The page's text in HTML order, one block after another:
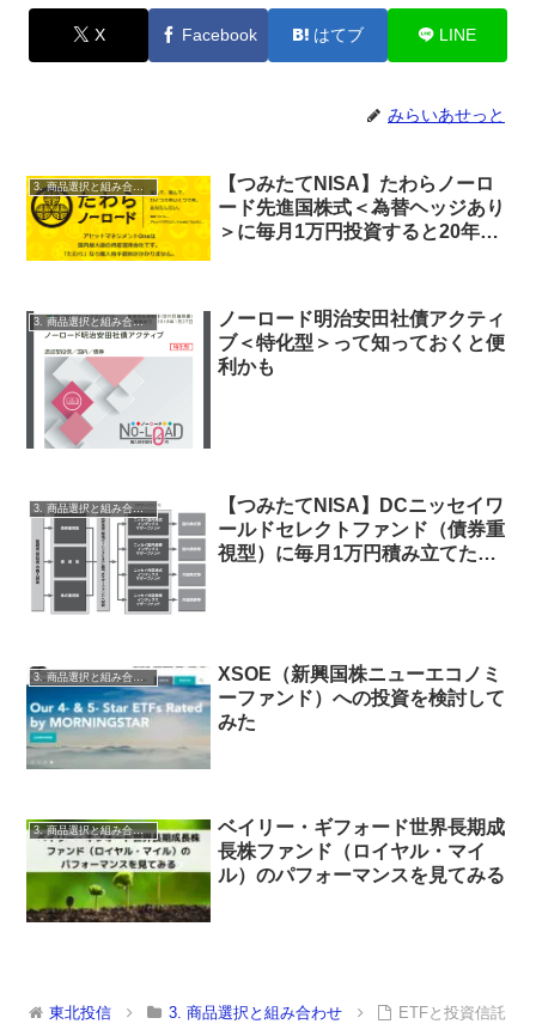
X Facebook はてブ LINE
みらいあせっと
【つみたてNISA】たわらノーロ
ード先進国株式＜為替ヘッジあり
＞に毎月1万円投資すると20年後
3. 商品選択と組み合わせ
ノーロード明治安田社債アクティ
ブ＜特化型＞って知っておくと便
利かも
3. 商品選択と組み合わせ
【つみたてNISA】DCニッセイワ
ールドセレクトファンド（債券重
視型）に毎月1万円積み立てた
3. 商品選択と組み合わせ
XSOE（新興国株ニューエコノミ
ーファンド）への投資を検討して
みた
3. 商品選択と組み合わせ
ベイリー・ギフォード世界長期成
長株ファンド（ロイヤル・マイ
ル）のパフォーマンスを見てみる
東北投信 3. 商品選択と組み合わせ ETFと投資信託